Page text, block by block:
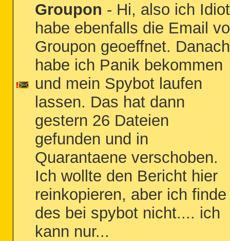
Groupon - Hi, also ich Idiot
habe ebenfalls die Email
Groupon geoeffnet. Danach
habe ich Panik bekommen
und mein Spybot laufen
lassen. Das hat dann
gestern 26 Dateien
gefunden und in
Quarantaene verschoben.
Ich wollte den Bericht hier
reinkopieren, aber ich finde
des bei spybot nicht.... ich
kann nur...